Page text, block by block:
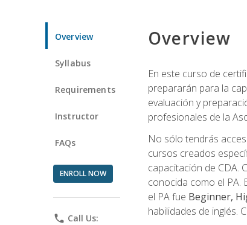
Overview
Syllabus
Requirements
Instructor
FAQs
ENROLL NOW
phone Call Us:
Overview
En este curso de
prepararán para la
evaluación y
profesionales de la
No sólo tendrás
cursos creados
capacitación de CDA.
conocida como el PA.
el PA fue Beginner,
habilidades de inglés.